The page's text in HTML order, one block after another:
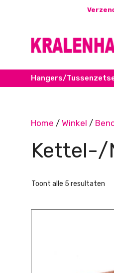
Hangers/
Home / Winkel /
Kettel-/
Toont alle 5 resultaten